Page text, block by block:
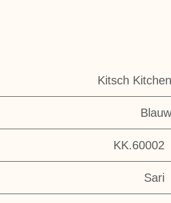
Kitsch Kitchen
Blauw
KK.60002
Sari